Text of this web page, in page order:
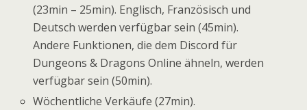
(23min – 25min). Englisch, Französisch und
Deutsch werden verfügbar sein (45min).
Andere Funktionen, die dem Discord für
Dungeons & Dragons Online ähneln, werden
verfügbar sein (50min).
Wöchentliche Verkäufe (27min).